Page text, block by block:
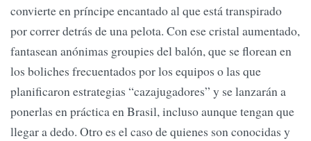
convierte en príncipe encantado al que está transpirado
por correr detrás de una pelota. Con ese cristal aumentado,
fantasean anónimas groupies del balón, que se florean en
los boliches frecuentados por los equipos o las que
planificaron estrategias “cazajugadores” y se lanzarán a
ponerlas en práctica en Brasil, incluso aunque tengan que
llegar a dedo. Otro es el caso de quienes son conocidas y